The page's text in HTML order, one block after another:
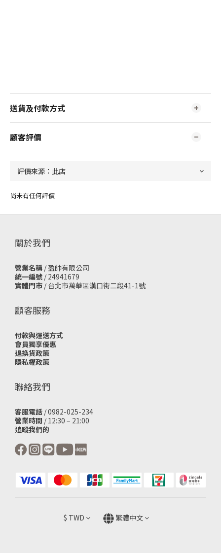
送貨及付款方式
顧客評價
尚未有任何評價
關於我們
營業名稱 / 盈帥有限公司
統一編號 / 24941679
實體門市 / 台北市萬華區漢口街二段41-1號
顧客服務
付款與運送方式
會員獨享優惠
退換貨政策
隱私權政策
聯絡我們
客服電話 / 0982-025-234
營業時間 / 12:30 – 21:00
追蹤我們的
$ TWD 繁體中文